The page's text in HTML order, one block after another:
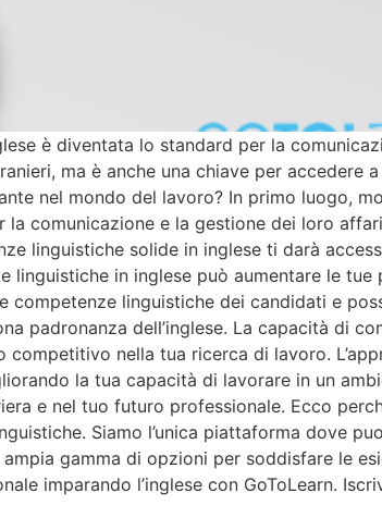
è diventata lo standard per la
ma è anche una chiave per accedere
nel mondo del lavoro? In primo luogo,
comunicazione e la gestione dei loro
linguistiche solide in inglese ti darà
in inglese può aumentare le tue
linguistiche dei candidati e
padronanza dell’inglese. La capacità di
nella tua ricerca di lavoro.
la tua capacità di lavorare in un
e nel tuo futuro professionale. Ecco
Siamo l’unica piattaforma dove
gamma di opzioni per soddisfare le
imparando l’inglese con GoToLearn.